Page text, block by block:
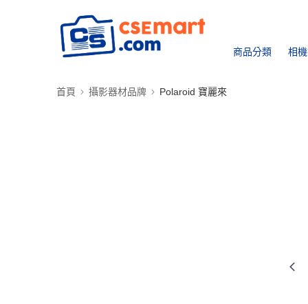
商品分類 相
首頁 攝影器材品牌 Polaroid 寶麗來